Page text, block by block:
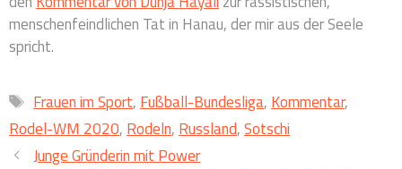
menschenfeindlichen Tat in Hanau, der mir aus der Seele
spricht.
Schlagwörter
Frauen im Sport,Fußball-Bundesliga,Kommentar,
Rodel-WM 2020,Rodeln,Russland,Sotschi
Junge Gründerin mit Power